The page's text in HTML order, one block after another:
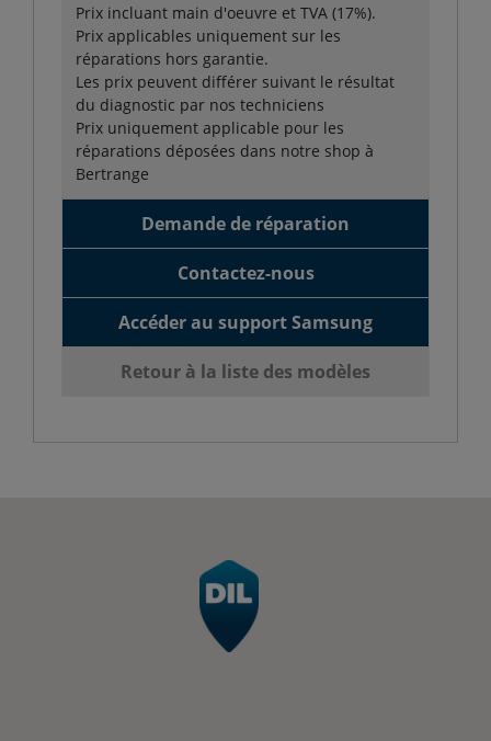
Prix incluant main d'oeuvre et TVA (17%).
Prix applicables uniquement sur les
réparations hors garantie.
Les prix peuvent différer suivant le résultat
du diagnostic par nos techniciens
Prix uniquement applicable pour les
réparations déposées dans notre shop à
Bertrange
Demande de réparation
Contactez-nous
Accéder au support Samsung
Retour à la liste des modèles